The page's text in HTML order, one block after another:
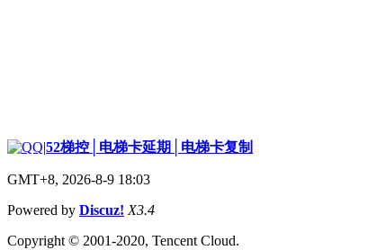
|52梯控│电梯卡延期│电梯卡复制
GMT+8, 2026-8-9 18:03
Powered by Discuz! X3.4
Copyright © 2001-2020, Tencent Cloud.